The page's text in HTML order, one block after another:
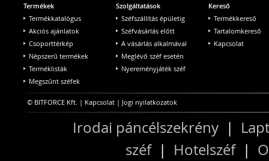
Termékek
Termékkatalógus
Akciós ajánlatok
Csoporttérkép
Népszerű termékek
Terméklisták
Megszűnt széfek
Szolgáltatások
Széfszállítás épületig
Széfvásárlás előtt
A vásárlás alkalmával
Meglévő széf esetén
Nyereményjáték széf
Kereső
Termékkereső
Tartalomkereső
Kapcsolat
© BITFORCE Kft. | Kapcsolat | Jogi nyilatkozatok
Irodai páncélszekrény |
széf| Hotelszéf|